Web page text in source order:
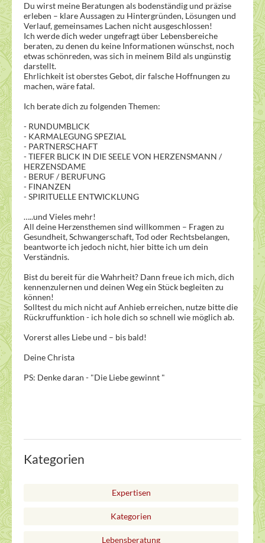
Du wirst meine Beratungen als bodenständig und präzise
erleben – klare Aussagen zu Hintergründen, Lösungen und
Verlauf, gemeinsames Lachen nicht ausgeschlossen!
Ich werde dich weder ungefragt über Lebensbereiche
beraten, zu denen du keine Informationen wünschst, noch
etwas schönreden, was sich in meinem Bild als ungünstig
darstellt.
Ehrlichkeit ist oberstes Gebot, dir falsche Hoffnungen zu
machen, wäre fatal.
Ich berate dich zu folgenden Themen:
- RUNDUMBLICK
- KARMALEGUNG SPEZIAL
- PARTNERSCHAFT
- TIEFER BLICK IN DIE SEELE VON HERZENSMANN /
HERZENSDAME
- BERUF / BERUFUNG
- FINANZEN
- SPIRITUELLE ENTWICKLUNG
…..und Vieles mehr!
All deine Herzensthemen sind willkommen – Fragen zu
Gesundheit, Schwangerschaft, Tod oder Rechtsbelangen,
beantworte ich jedoch nicht, hier bitte ich um dein
Verständnis.
Bist du bereit für die Wahrheit? Dann freue ich mich, dich
kennenzulernen und deinen Weg ein Stück begleiten zu
können!
Solltest du mich nicht auf Anhieb erreichen, nutze bitte die
Rückruffunktion - ich hole dich so schnell wie möglich ab.
Vorerst alles Liebe und – bis bald!
Deine Christa
PS: Denke daran - "Die Liebe gewinnt "
Kategorien
Expertisen
Kategorien
Lebensberatung